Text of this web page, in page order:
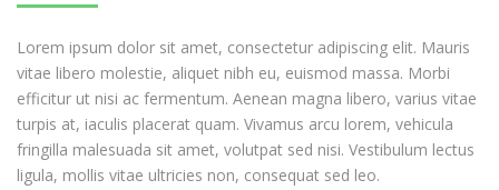
Lorem ipsum dolor sit amet, consectetur adipiscing elit. Mauris
vitae libero molestie, aliquet nibh eu, euismod massa. Morbi
efficitur ut nisi ac fermentum. Aenean magna libero, varius vitae
turpis at, iaculis placerat quam. Vivamus arcu lorem, vehicula
fringilla malesuada sit amet, volutpat sed nisi. Vestibulum lectus
ligula, mollis vitae ultricies non, consequat sed leo.